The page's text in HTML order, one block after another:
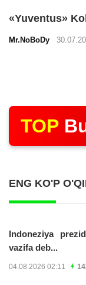
«Yuventus»
Mr.NoBoDy
TOP
ENG KO'P
Indoneziya
vazifa deb...
04.08.2026 02:11